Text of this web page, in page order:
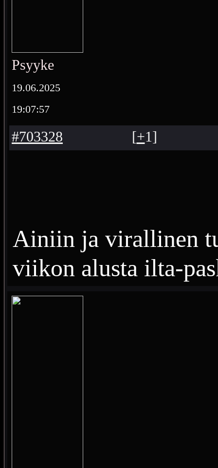
Psyyke
19.06.2025
19:07:57
#703328 [+1]
Ainiin ja virallinen
viikon alusta ilta-